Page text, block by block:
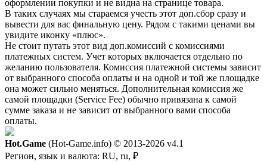
оформлении покупки и не видна на странице товара.
В таких случаях мы стараемся учесть этот доп.сбор сразу и
вывести для вас финальную цену. Рядом с такими ценами вы
увидите иконку «плюс».
Не стоит путать этот вид доп.комиссий с комиссиями
платежных систем. Учет которых включается отдельно по
желанию пользователя. Комиссия платежной системы зависит
от выбранного способа оплаты и на одной и той же площадке
она может сильно меняться. Дополнительная комиссия же
самой площадки (Service Fee) обычно привязана к самой
сумме заказа и не зависит от выбранного вами способа
оплаты.
Hot.Game (Hot-Game.info) © 2013-2026 v4.1
Регион, язык и валюта: RU, ru, ₽